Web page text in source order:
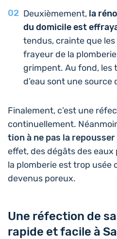
Deuxiè­me­ment, la
du domi­cile est
ten­dus, crainte que
frayeur de la
grimpent. Au fond, les
d’eau sont une source
Fina­le­ment, c’est une
conti­nuel­le­ment.
tion à ne pas la
effet, des dégâts des
la plom­be­rie est trop usée
devenus poreux.
Une réfection de
rapide et facile à